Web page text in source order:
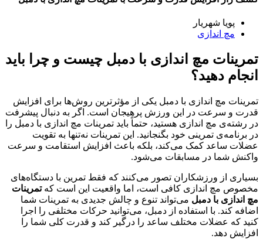
پویا شهریار
مچ اندازی
تمرینات مچ اندازی با دمبل چیست و چرا باید
انجام دهید؟
تمرینات مچ اندازی با دمبل یکی از مؤثرترین روش‌ها برای افزایش
قدرت و سرعت در این ورزش پرهیجان است. اگر به دنبال پیشرفت
در رشته‌ی مچ اندازی هستید، حتماً باید تمرینات مچ اندازی با دمبل را
در برنامه‌ی تمرینی خود بگنجانید. این تمرینات نه‌تنها به تقویت
عضلات ساعد کمک می‌کند، بلکه باعث افزایش استقامت و سرعت
واکنش شما در مسابقات می‌شود.
بسیاری از ورزشکاران تصور می‌کنند که فقط تمرین با دستگاه‌های
مخصوص مچ اندازی کافی است، اما واقعیت این است کهتمرینات
مچ اندازی با دمبل می‌تواند تنوع و چالش جدیدی به تمرینات شما
اضافه کند. با استفاده از دمبل، می‌توانید حرکات مختلفی را اجرا
کنید که عضلات مختلف ساعد را درگیر کند و قدرت کلی شما را
افزایش دهد.